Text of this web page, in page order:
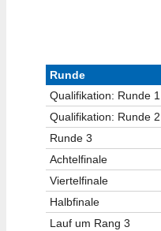
Runde
Qualifikation: Runde 1
Qualifikation: Runde 2
Runde 3
Achtelfinale
Viertelfinale
Halbfinale
Lauf um Rang 3